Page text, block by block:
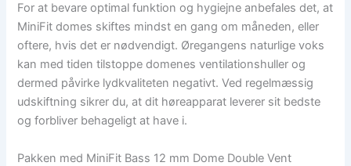
For at bevare optimal funktion og hygiejne anbefales det, at
MiniFit domes skiftes mindst en gang om måneden, eller
oftere, hvis det er nødvendigt. Øregangens naturlige voks
kan med tiden tilstoppe domenes ventilationshuller og
dermed påvirke lydkvaliteten negativt. Ved regelmæssig
udskiftning sikrer du, at dit høreapparat leverer sit bedste
og forbliver behageligt at have i.
Pakken med MiniFit Bass 12 mm Dome Double Vent